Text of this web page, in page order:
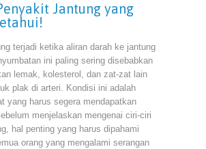
Jantung yang
terjadi ketika aliran darah ke jantung
ini paling sering disebabkan
lemak, kolesterol, dan zat-zat lain
plak di arteri. Kondisi ini adalah
yang harus segera mendapatkan
menjelaskan mengenai ciri-ciri
hal penting yang harus dipahami
orang yang mengalami serangan